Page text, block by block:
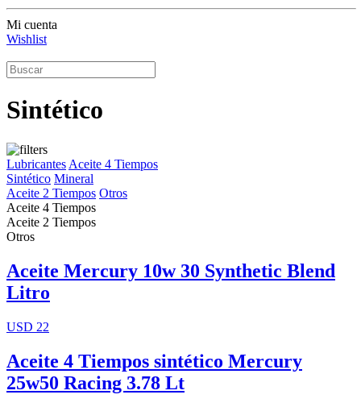
Mi cuenta
Wishlist
Sintético
Lubricantes Aceite 4 Tiempos
Sintético Mineral
Aceite 2 Tiempos Otros
Aceite 4 Tiempos
Aceite 2 Tiempos
Otros
Aceite Mercury 10w 30 Synthetic Blend
Litro
USD 22
Aceite 4 Tiempos sintético Mercury
25w50 Racing 3.78 Lt